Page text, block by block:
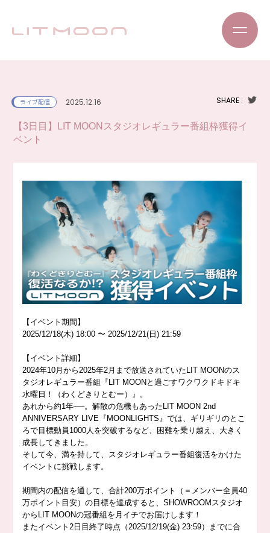
ライブ配信 2025.12.16 SHARE :
【3日目】LIT MOONスタジオレギュラー番組枠獲得イ
ベント
【イベント期間】
2025/12/18(木) 18:00 〜 2025/12/21(日) 21:59
【イベント詳細】
2024年10月から2025年2月まで放送されていたLIT MOONのス
タジオレギュラー番組『LIT MOONと過ごすワクワクドキドキ
水曜日！（わくどきりとむー）』。
あれから約1年──。解散の危機もあったLIT MOON 2nd
ANNIVERSARY LIVE『MOONLIGHTS』では、ギリギリのとこ
ろで目標動員1000人を突破するなど、困難を乗り越え、大きく
成長してきました。
そして今、満を持して、スタジオレギュラー番組復活をかけた
イベントに挑戦します。
期間内の配信を通して、合計200万ポイント（＝メンバー全員40
万ポイント目安）の目標を達成すると、SHOWROOMスタジオ
からLIT MOONの冠番組を月イチでお届けします！
またイベント2日目終了時点（2025/12/19(金) 23:59）までに合